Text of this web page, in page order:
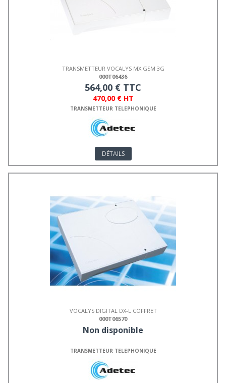
TRANSMETTEUR VOCALYS MX GSM 3G
000T06436
564,00 € TTC
470,00 € HT
TRANSMETTEUR TELEPHONIQUE
DÉTAILS
VOCALYS DIGITAL DX-L COFFRET
000T06570
Non disponible
TRANSMETTEUR TELEPHONIQUE